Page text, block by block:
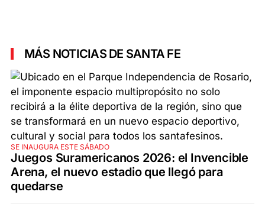
MÁS NOTICIAS DE SANTA FE
SE INAUGURA ESTE SÁBADO
Juegos Suramericanos 2026: el Invencible
Arena, el nuevo estadio que llegó para
quedarse